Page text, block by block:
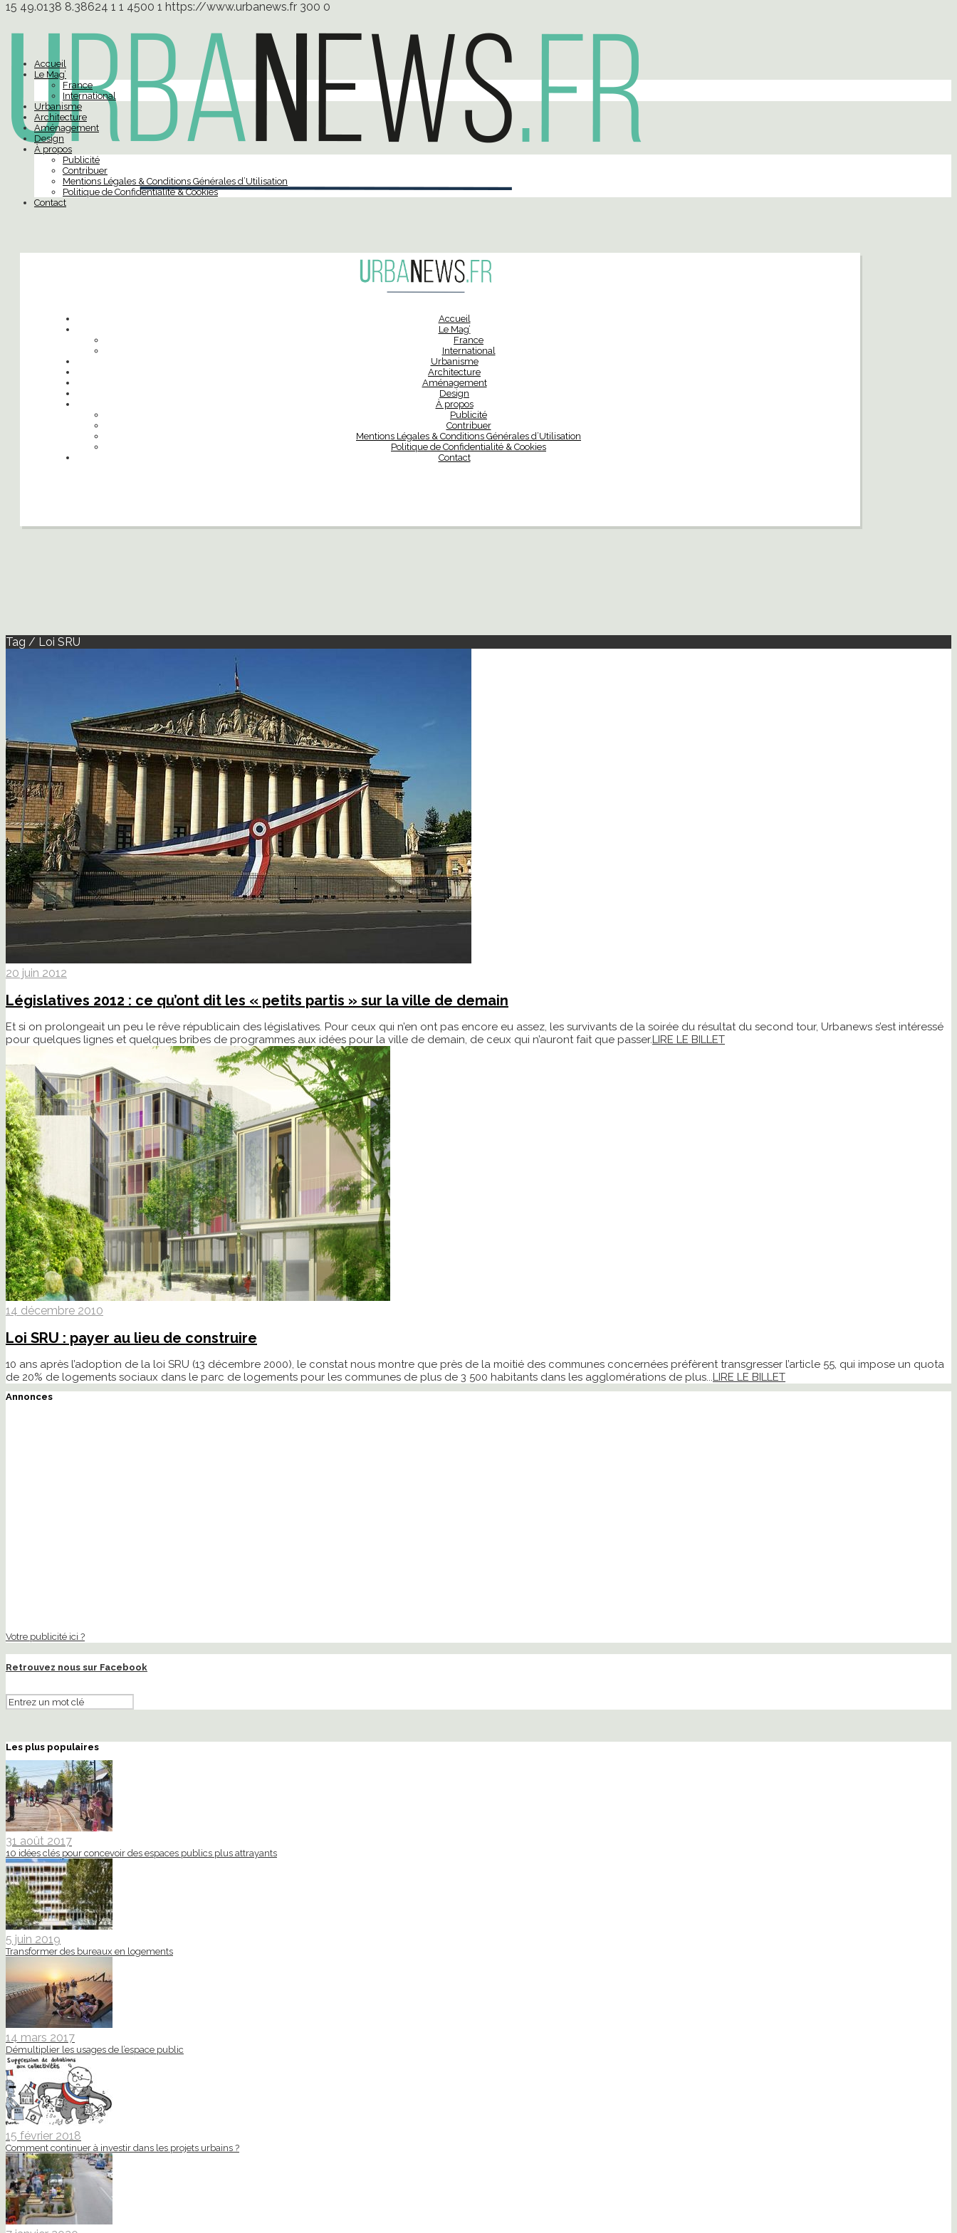
15 49.0138 8.38624 1 1 4500 1 https://www.urbanews.fr 300 0
Accueil
Le Mag’
France
International
Urbanisme
Architecture
Aménagement
Design
À propos
Publicité
Contribuer
Mentions Légales & Conditions Générales d’Utilisation
Politique de Confidentialité & Cookies
Contact
Accueil
Le Mag’
France
International
Urbanisme
Architecture
Aménagement
Design
À propos
Publicité
Contribuer
Mentions Légales & Conditions Générales d’Utilisation
Politique de Confidentialité & Cookies
Contact
Tag / Loi SRU
20 juin 2012
Législatives 2012 : ce qu’ont dit les « petits partis » sur la ville de demain
Et si on prolongeait un peu le rêve républicain des législatives. Pour ceux qui n’en ont pas encore eu assez, les survivants de la soirée du résultat du second tour, Urbanews s’est intéressé
pour quelques lignes et quelques bribes de programmes aux idées pour la ville de demain, de ceux qui n’auront fait que passer.LIRE LE BILLET
14 décembre 2010
Loi SRU : payer au lieu de construire
10 ans après l’adoption de la loi SRU (13 décembre 2000), le constat nous montre que près de la moitié des communes concernées préfèrent transgresser l’article 55, qui impose un quota
de 20% de logements sociaux dans le parc de logements pour les communes de plus de 3 500 habitants dans les agglomérations de plus...LIRE LE BILLET
Annonces
Votre publicité ici ?
Retrouvez nous sur Facebook
Les plus populaires
31 août 2017
10 idées clés pour concevoir des espaces publics plus attrayants
5 juin 2019
Transformer des bureaux en logements
14 mars 2017
Démultiplier les usages de l’espace public
15 février 2018
Comment continuer à investir dans les projets urbains ?